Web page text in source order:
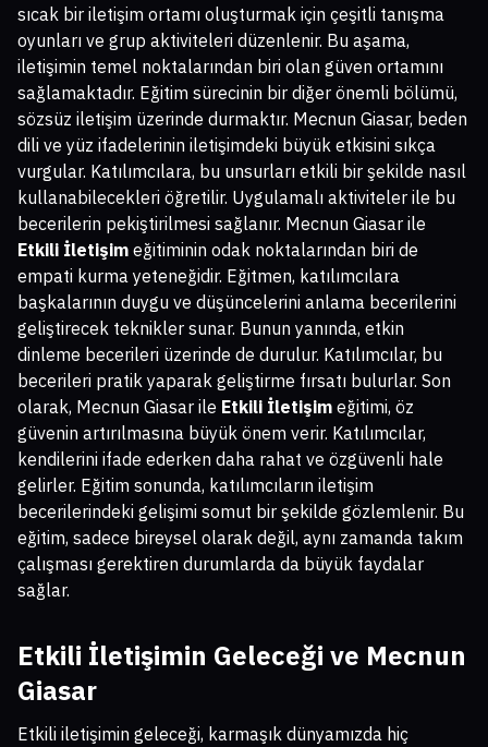
sıcak bir iletişim ortamı oluşturmak için çeşitli tanışma
oyunları ve grup aktiviteleri düzenlenir. Bu aşama,
iletişimin temel noktalarından biri olan güven ortamını
sağlamaktadır. Eğitim sürecinin bir diğer önemli bölümü,
sözsüz iletişim üzerinde durmaktır. Mecnun Giasar, beden
dili ve yüz ifadelerinin iletişimdeki büyük etkisini sıkça
vurgular. Katılımcılara, bu unsurları etkili bir şekilde nasıl
kullanabilecekleri öğretilir. Uygulamalı aktiviteler ile bu
becerilerin pekiştirilmesi sağlanır. Mecnun Giasar ile
Etkili İletişim eğitiminin odak noktalarından biri de
empati kurma yeteneğidir. Eğitmen, katılımcılara
başkalarının duygu ve düşüncelerini anlama becerilerini
geliştirecek teknikler sunar. Bunun yanında, etkin
dinleme becerileri üzerinde de durulur. Katılımcılar, bu
becerileri pratik yaparak geliştirme fırsatı bulurlar. Son
olarak, Mecnun Giasar ile Etkili İletişim eğitimi, öz
güvenin artırılmasına büyük önem verir. Katılımcılar,
kendilerini ifade ederken daha rahat ve özgüvenli hale
gelirler. Eğitim sonunda, katılımcıların iletişim
becerilerindeki gelişimi somut bir şekilde gözlemlenir. Bu
eğitim, sadece bireysel olarak değil, aynı zamanda takım
çalışması gerektiren durumlarda da büyük faydalar
sağlar.
Etkili İletişimin Geleceği ve Mecnun
Giasar
Etkili iletişimin geleceği, karmaşık dünyamızda hiç